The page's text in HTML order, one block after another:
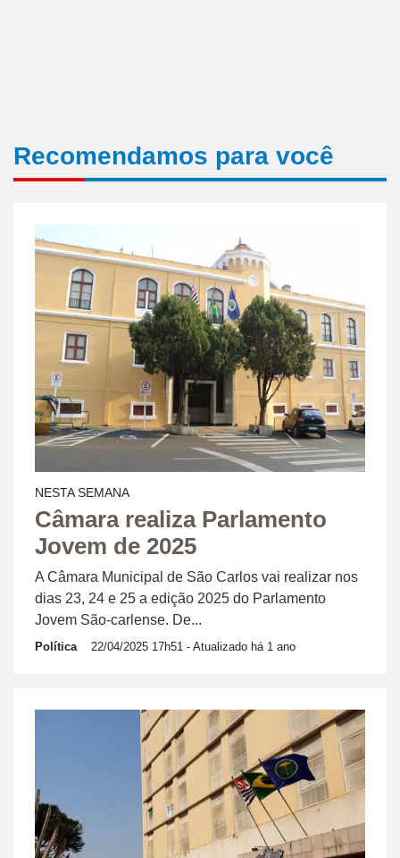
Recomendamos para você
NESTA SEMANA
Câmara realiza Parlamento
Jovem de 2025
A Câmara Municipal de São Carlos vai realizar nos
dias 23, 24 e 25 a edição 2025 do Parlamento
Jovem São-carlense. De...
Política 22/04/2025 17h51 - Atualizado há 1 ano